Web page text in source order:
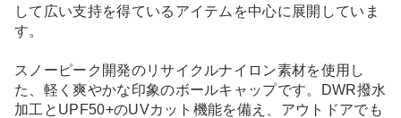
して広い支持を得ているアイテムを中心に展開していま
す。
スノーピーク開発のリサイクルナイロン素材を使用し
た、軽く爽やかな印象のボールキャップです。DWR撥水
加工とUPF50+のUVカット機能を備え、アウトドアでも